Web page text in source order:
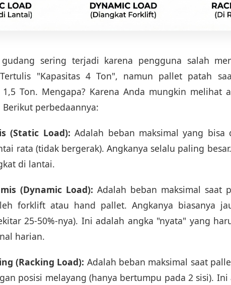
sering terjadi karena pengguna salah
"Kapasitas 4 Ton", namun pallet patah
Ton. Mengapa? Karena Anda mungkin melihat
perbedaannya:
(Static Load): Adalah beban maksimal yang bisa
rata (tidak bergerak). Angkanya selalu paling
di lantai.
(Dynamic Load): Adalah beban maksimal saat
forklift atau hand pallet. Angkanya biasanya
25-50%-nya). Ini adalah angka "nyata" yang
harian.
(Racking Load): Adalah beban maksimal saat
posisi melayang (hanya bertumpu pada 2 sisi).